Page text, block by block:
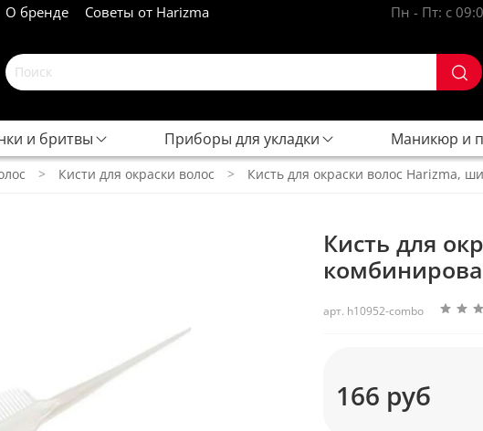
О бренде Советы от Harizma Пн - Пт: с
и бритвы Приборы для укладки Маникюр и
Кисти для окраски волос Кисть для окраски волос Harizma,
арт. h10952-combo
Кисть для
166 руб